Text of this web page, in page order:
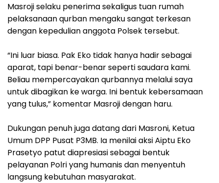
‎Masroji selaku penerima sekaligus tuan rumah
pelaksanaan qurban mengaku sangat terkesan
dengan kepedulian anggota Polsek tersebut.
“Ini luar biasa. Pak Eko tidak hanya hadir sebagai
aparat, tapi benar-benar seperti saudara kami.
Beliau mempercayakan qurbannya melalui saya
untuk dibagikan ke warga. Ini bentuk kebersamaan
yang tulus,” komentar Masroji dengan haru.
‎Dukungan penuh juga datang dari Masroni, Ketua
Umum DPP Pusat P3MB. Ia menilai aksi Aiptu Eko
Prasetyo patut diapresiasi sebagai bentuk
pelayanan Polri yang humanis dan menyentuh
langsung kebutuhan masyarakat.